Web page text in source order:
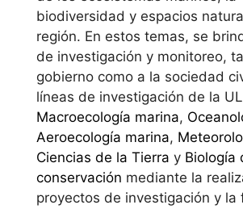
biodiversidad y espacios
región. En estos temas, se
de investigación y monitoreo,
gobierno como a la sociedad
líneas de investigación de la
Macroecología marina,
Aeroecología marina,
Ciencias de la Tierra y Biología
conservación mediante la
proyectos de investigación y la